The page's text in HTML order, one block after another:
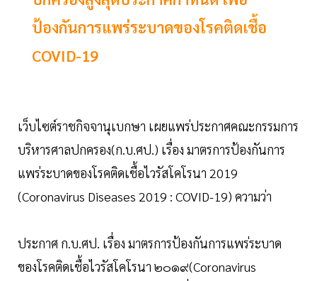
ป้องกันการแพร่ระบาดของโรคติดเชื้อ
COVID-19
เว็บไซต์ราชกิจจานุเบกษา เผยแพร่ประกาศคณะกรรมการ
บริหารศาลปกครอง(ก.บ.ศป.) เรื่อง มาตรการป้องกันการ
แพร่ระบาดของโรคติดเชื้อไวรัสโคโรนา 2019
(Coronavirus Diseases 2019 : COVID-19) ความว่า
ประกาศ ก.บ.ศป. เรื่อง มาตรการป้องกันการแพร่ระบาด
ของโรคติดเชื้อไวรัสโคโรนา ๒๐๑๙(Coronavirus